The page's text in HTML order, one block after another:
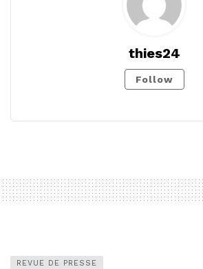
thies24
Follow
REVUE DE PRESSE